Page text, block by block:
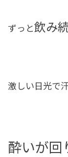
ずっと飲み
激しい日光で
酔いが回